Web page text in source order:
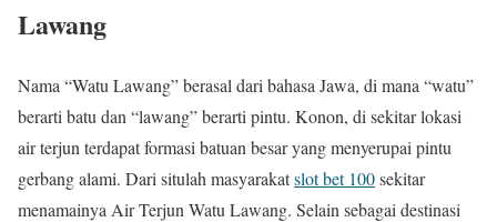
Lawang
Nama “Watu Lawang” berasal dari bahasa Jawa, di mana “watu”
berarti batu dan “lawang” berarti pintu. Konon, di sekitar lokasi
air terjun terdapat formasi batuan besar yang menyerupai pintu
gerbang alami. Dari situlah masyarakatslot bet 100sekitar
menamainya Air Terjun Watu Lawang. Selain sebagai destinasi